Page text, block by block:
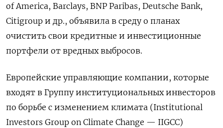
of America, Barclays, BNP Paribas, Deutsche Bank,
Citigroup и др., объявила в среду о планах
очистить свои кредитные и инвестиционные
портфели от вредных выбросов.
Европейские управляющие компании, которые
входят в Группу институциональных инвесторов
по борьбе с изменением климата (Institutional
Investors Group on Climate Change — IIGCC)